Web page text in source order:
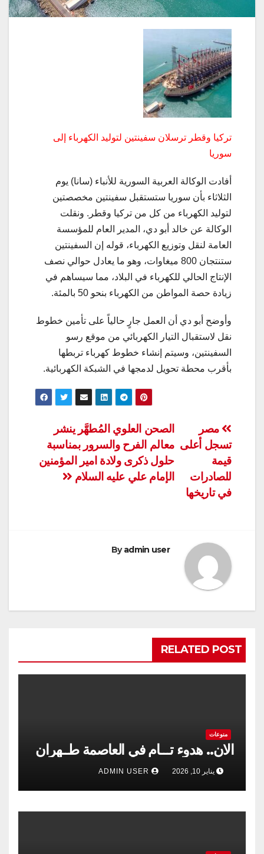
تركيا وقطر ترسلان سفينتين لتوليد الكهرباء إلى
سوريا
أفادت الوكالة العربية السورية للأنباء (سانا) يوم
الثلاثاء بأن سوريا ستستقبل سفينتين مخصصتين
لتوليد الكهرباء من كل من تركيا وقطر. ونقلت
الوكالة عن خالد أبو دي، المدير العام للمؤسسة
العامة لنقل وتوزيع الكهرباء، قوله إن السفينتين
ستنتجان 800 ميغاوات، وهو ما يعادل حوالي نصف
الإنتاج الحالي للكهرباء في البلاد، مما سيساهم في
زيادة حصة المواطن من الكهرباء بنحو 50 بالمئة.
وأوضح أبو دي أن العمل جارٍ حالياً على تأمين خطوط
نقل لاستقبال التيار الكهربائي من موقع رسو
السفينتين، وسيتم إنشاء خطوط كهرباء تربطها
بأقرب محطة تحويل لدمجها في الشبكة الكهربائية.
تصفّح
المقالات
الصحن العلوي المُطهَّر ينشر
معالم الفرح والسرور بمناسبة
حلول ذكرى ولادة امير المؤمنين
الإمام علي عليه السلام
مصر
تسجل أعلى
قيمة
للصادرات
في تاريخها
Byadmin user
RELATED POST
منوعات
الان.. هدوء تـــام في العاصمة طــهران
يناير 10, 2026